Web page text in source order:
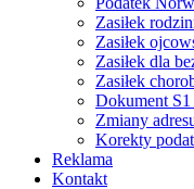
Zasiłek
Zasiłek
Zasiłek dla
Zasiłek
Dokument
Zmiany
Korekty
Reklama
Kontakt